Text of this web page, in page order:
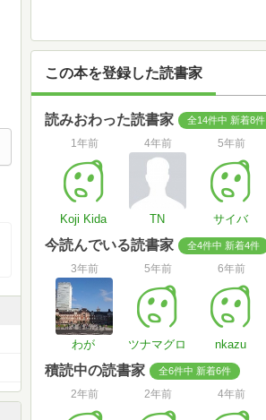
この本を登録した読書家
読みおわった読書家 全14件中 新着8件
1年前
Koji Kida
4年前
TN
5年前
サイバ
今読んでいる読書家 全4件中 新着4件
3年前
わが
5年前
ツナマグロ
6年前
nkazu
積読中の読書家 全6件中 新着6件
2年前 2年前 4年前